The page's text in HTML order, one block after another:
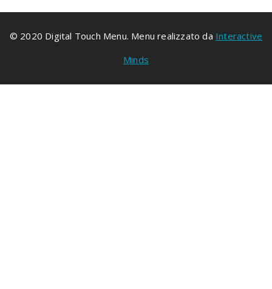
© 2020 Digital Touch Menu. Menu realizzato da Interactive
Minds